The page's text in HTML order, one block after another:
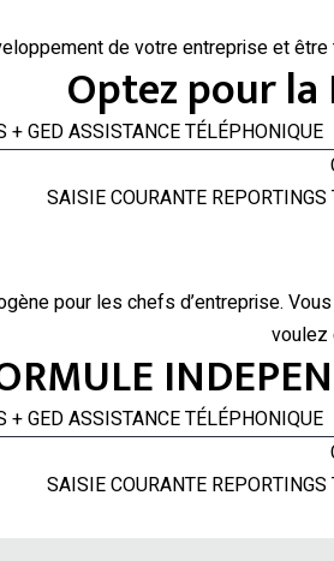
de votre entreprise et
Optez pour la
+ GED ASSISTANCE
SAISIE COURANTE
pour les chefs d’entreprise.
voulez
+ GED ASSISTANCE
SAISIE COURANTE